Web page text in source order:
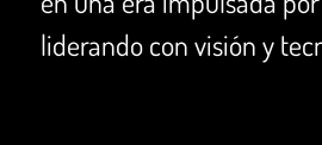
liderando con visión y